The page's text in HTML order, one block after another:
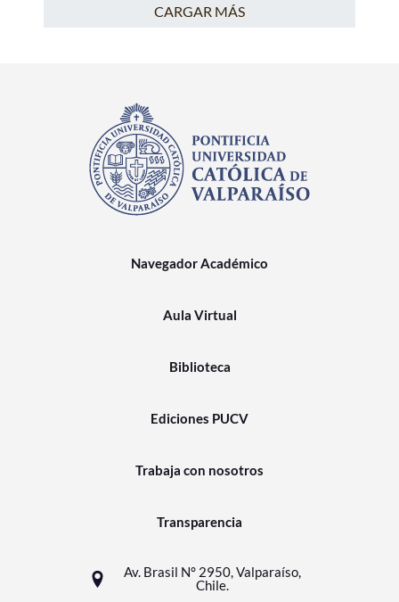
CARGAR MÁS
Navegador Académico
Aula Virtual
Biblioteca
Ediciones PUCV
Trabaja con nosotros
Transparencia
Av. Brasil N° 2950, Valparaíso,
Chile.